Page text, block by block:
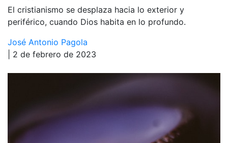
El cristianismo se desplaza hacia lo exterior y
periférico, cuando Dios habita en lo profundo.
José Antonio Pagola
| 2 de febrero de 2023